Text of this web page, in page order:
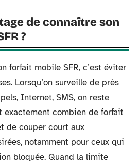
de connaître son
?
forfait mobile SFR, c’est éviter
Lorsqu’on surveille de près
Internet, SMS, on reste
exactement combien de forfait
de couper court aux
notamment pour ceux qui
bloquée. Quand la limite